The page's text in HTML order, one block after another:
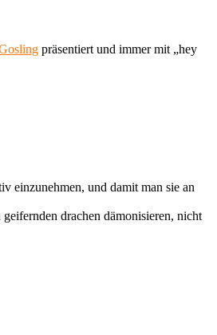
präsentiert und immer mit „hey
einzunehmen, und damit man sie an
drachen dämonisieren, nicht